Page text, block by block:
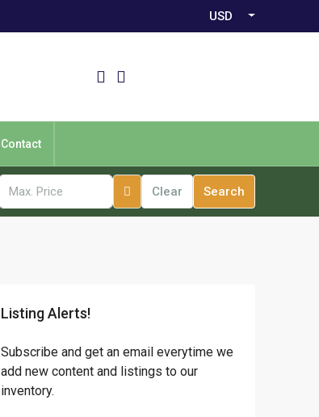
USD
Contact
Clear Search
Listing Alerts!
Subscribe and get an email everytime we
add new content and listings to our
inventory.